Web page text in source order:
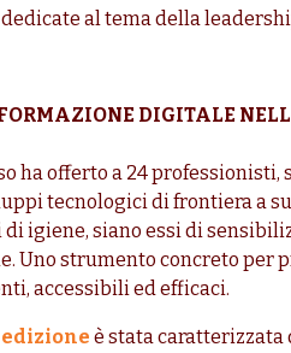
al tema della
DIGITALE
ha offerto a 24 professionisti,
tecnologici di frontiera a
igiene, siano essi di
Uno strumento concreto per
accessibili ed efficaci.
è stata